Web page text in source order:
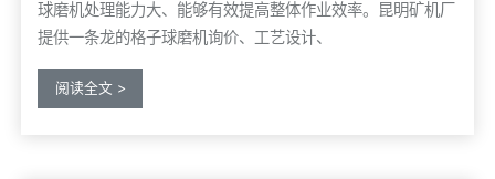
球磨机处理能力大、能够有效提高整体作业效率。昆明矿机厂
提供一条龙的格子球磨机询价、工艺设计、
阅读全文 >